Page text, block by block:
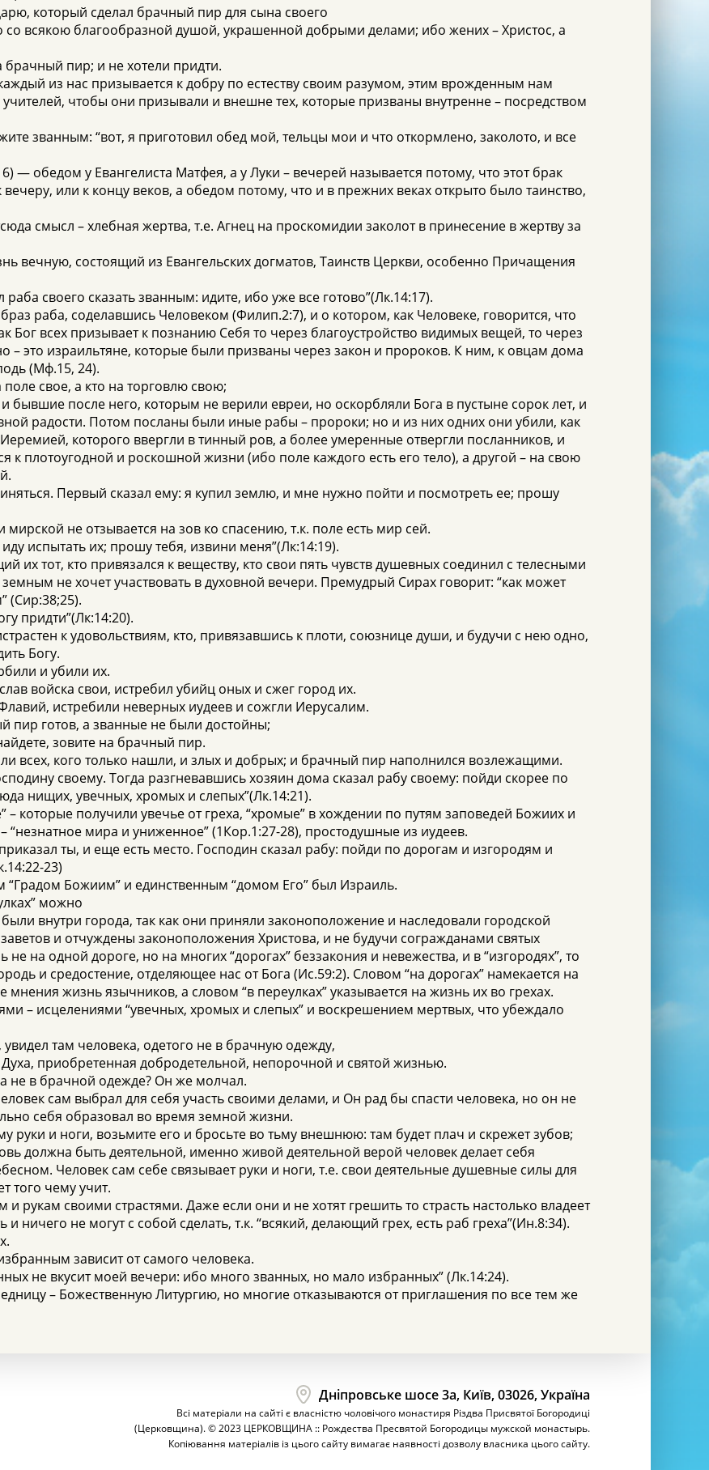
который сделал брачный пир для сына своего
со всякою благообразной душой, украшенной добрыми делами; ибо жених – Христос, а
брачный пир; и не хотели придти.
из нас призывается к добру по естеству своим разумом, этим врожденным нам
чтобы они призывали и внешне тех, которые призваны внутренне – посредством
званным: “вот, я приготовил обед мой, тельцы мои и что откормлено, заколото, и все
— обедом у Евангелиста Матфея, а у Луки – вечерей называется потому, что этот брак
или к концу веков, а обедом потому, что и в прежних веках открыто было таинство,
смысл – хлебная жертва, т.е. Агнец на проскомидии заколот в принесение в жертву за
вечную, состоящий из Евангельских догматов, Таинств Церкви, особенно Причащения
своего сказать званным: идите, ибо уже все готово”(Лк.14:17).
раба, соделавшись Человеком (Филип.2:7), и о котором, как Человеке, говорится, что
Бог всех призывает к познанию Себя то через благоустройство видимых вещей, то через
– это израильтяне, которые были призваны через закон и пророков. К ним, к овцам дома
(Мф.15, 24).
свое, а кто на торговлю свою;
бывшие после него, которым не верили евреи, но оскорбляли Бога в пустыне сорок лет, и
радости. Потом посланы были иные рабы – пророки; но и из них одних они убили, как
которого ввергли в тинный ров, а более умеренные отвергли посланников, и
к плотоугодной и роскошной жизни (ибо поле каждого есть его тело), а другой – на свою
Первый сказал ему: я купил землю, и мне нужно пойти и посмотреть ее; прошу
не отзывается на зов ко спасению, т.к. поле есть мир сей.
испытать их; прошу тебя, извини меня”(Лк:14:19).
тот, кто привязался к веществу, кто свои пять чувств душевных соединил с телесными
не хочет участвовать в духовной вечери. Премудрый Сирах говорит: “как может
(Сир:38;25).
придти”(Лк:14:20).
к удовольствиям, кто, привязавшись к плоти, союзнице души, и будучи с нею одно,
Богу.
и убили их.
войска свои, истребил убийц оных и сжег город их.
истребили неверных иудеев и сожгли Иерусалим.
пир готов, а званные не были достойны;
зовите на брачный пир.
всех, кого только нашли, и злых и добрых; и брачный пир наполнился возлежащими.
своему. Тогда разгневавшись хозяин дома сказал рабу своему: пойди скорее по
нищих, увечных, хромых и слепых”(Лк.14:21).
– которые получили увечье от греха, “хромые” в хождении по путям заповедей Божиих и
“незнатное мира и униженное” (1Кор.1:27-28), простодушные из иудеев.
ты, и еще есть место. Господин сказал рабу: пойди по дорогам и изгородям и
23)
Божиим” и единственным “домом Его” был Израиль.
можно
внутри города, так как они приняли законоположение и наследовали городской
и отчуждены законоположения Христова, и не будучи согражданами святых
на одной дороге, но на многих “дорогах” беззакония и невежества, и в “изгородях”, то
и средостение, отделяющее нас от Бога (Ис.59:2). Словом “на дорогах” намекается на
жизнь язычников, а словом “в переулках” указывается на жизнь их во грехах.
– исцелениями “увечных, хромых и слепых” и воскрешением мертвых, что убеждало
там человека, одетого не в брачную одежду,
Духа, приобретенная добродетельной, непорочной и святой жизнью.
не в брачной одежде? Он же молчал.
сам выбрал для себя участь своими делами, и Он рад бы спасти человека, но он не
себя образовал во время земной жизни.
руки и ноги, возьмите его и бросьте во тьму внешнюю: там будет плач и скрежет зубов;
должна быть деятельной, именно живой деятельной верой человек делает себя
Человек сам себе связывает руки и ноги, т.е. свои деятельные душевные силы для
того чему учит.
рукам своими страстями. Даже если они и не хотят грешить то страсть настолько владеет
ничего не могут с собой сделать, т.к. “всякий, делающий грех, есть раб греха”(Ин.8:34).
зависит от самого человека.
не вкусит моей вечери: ибо много званных, но мало избранных” (Лк.14:24).
– Божественную Литургию, но многие отказываются от приглашения по все тем же
Дніпровське шосе 3а, Київ, 03026, Україна
Всі матеріали на сайті є власністю чоловічого монастиря Різдва Присвятої Богородиці
(Церковщина). © 2023 ЦЕРКОВЩИНА :: Рождества Пресвятой Богородицы мужской монастырь.
Копіювання матеріалів із цього сайту вимагає наявності дозволу власника цього сайту.